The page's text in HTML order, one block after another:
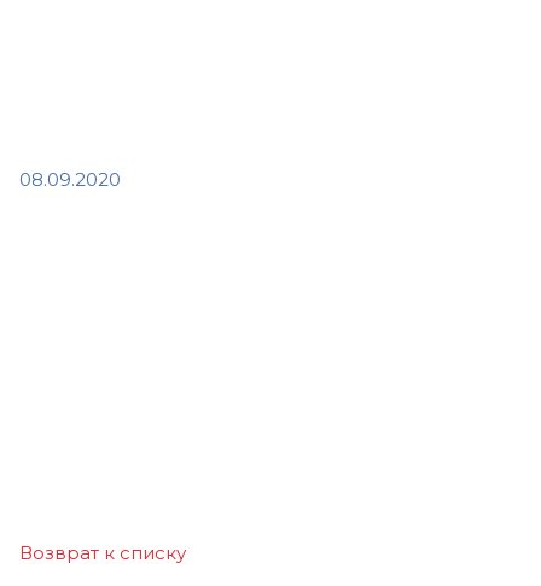
08.09.2020
Возврат к списку